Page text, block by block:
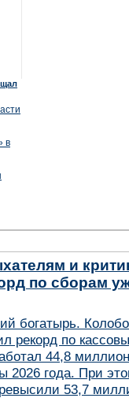
в
и
по сборам
богатырь.
рекорд по
44,8
2026 года. При
53,7